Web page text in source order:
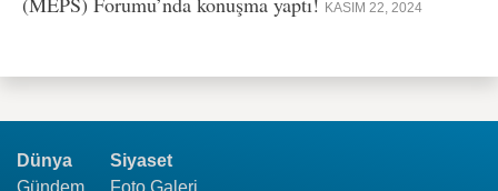
KASIM 22, 2024
Dünya
Gündem
Siyaset
Foto Galeri